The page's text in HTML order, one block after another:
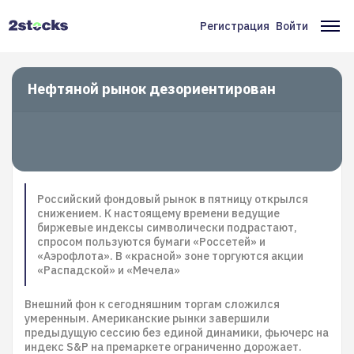
Меню
учётной
записи
Регистрация Войти
Нефтяной рынок дезориентирован
Российский фондовый рынок в пятницу открылся
снижением. К настоящему времени ведущие
биржевые индексы символически подрастают,
спросом пользуются бумаги «Россетей» и
«Аэрофлота». В «красной» зоне торгуются акции
«Распадской» и «Мечела»
Внешний фон к сегодняшним торгам сложился
умеренным. Американские рынки завершили
предыдущую сессию без единой динамики, фьючерс на
индекс S&P на премаркете ограниченно дорожает.